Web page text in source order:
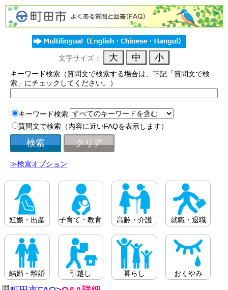
文字サイズ：
キーワード検索（質問文で検索する場合は、下記「質問文で検
索」にチェックしてください。）
キーワード検索
質問文で検索（内容に近いFAQを表示します）
≫検索オプション
妊娠・出産 子育て・教育 高齢・介護 就職・退職
結婚・離婚 引越し 暮らし おくやみ